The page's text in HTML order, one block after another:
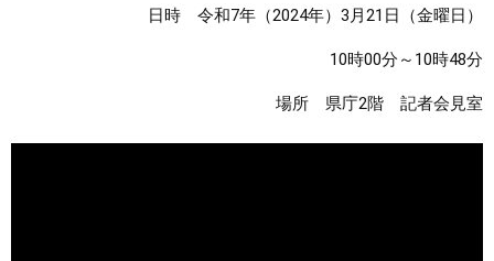
日時 令和7年（2024年）3月21日（金曜日）
10時00分～10時48分
場所 県庁2階 記者会見室